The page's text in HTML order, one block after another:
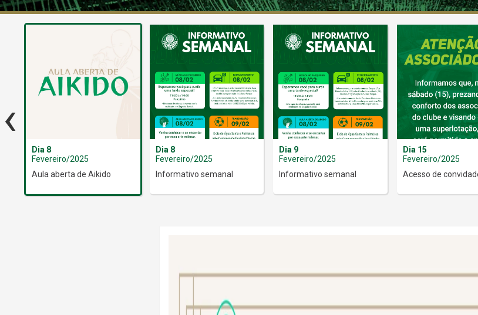
Dia 8
Fevereiro/2025
Aula aberta de Aikido
Dia 8
Fevereiro/2025
Informativo semanal
Dia 9
Fevereiro/2025
Informativo semanal
Dia 15
Fevereiro/2025
Acesso de
‹